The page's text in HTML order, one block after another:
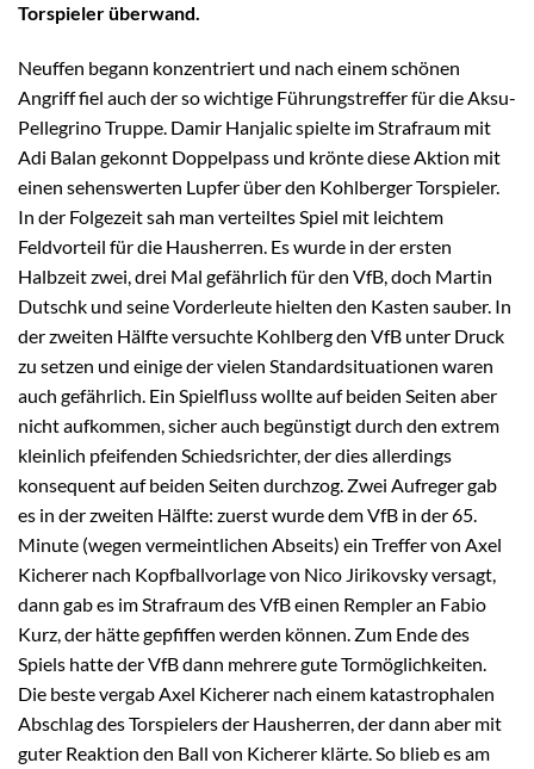
Torspieler überwand.
Neuffen begann konzentriert und nach einem schönen
Angriff fiel auch der so wichtige Führungstreffer für die Aksu-
Pellegrino Truppe. Damir Hanjalic spielte im Strafraum mit
Adi Balan gekonnt Doppelpass und krönte diese Aktion mit
einen sehenswerten Lupfer über den Kohlberger Torspieler.
In der Folgezeit sah man verteiltes Spiel mit leichtem
Feldvorteil für die Hausherren. Es wurde in der ersten
Halbzeit zwei, drei Mal gefährlich für den VfB, doch Martin
Dutschk und seine Vorderleute hielten den Kasten sauber. In
der zweiten Hälfte versuchte Kohlberg den VfB unter Druck
zu setzen und einige der vielen Standardsituationen waren
auch gefährlich. Ein Spielfluss wollte auf beiden Seiten aber
nicht aufkommen, sicher auch begünstigt durch den extrem
kleinlich pfeifenden Schiedsrichter, der dies allerdings
konsequent auf beiden Seiten durchzog. Zwei Aufreger gab
es in der zweiten Hälfte: zuerst wurde dem VfB in der 65.
Minute (wegen vermeintlichen Abseits) ein Treffer von Axel
Kicherer nach Kopfballvorlage von Nico Jirikovsky versagt,
dann gab es im Strafraum des VfB einen Rempler an Fabio
Kurz, der hätte gepfiffen werden können. Zum Ende des
Spiels hatte der VfB dann mehrere gute Tormöglichkeiten.
Die beste vergab Axel Kicherer nach einem katastrophalen
Abschlag des Torspielers der Hausherren, der dann aber mit
guter Reaktion den Ball von Kicherer klärte. So blieb es am